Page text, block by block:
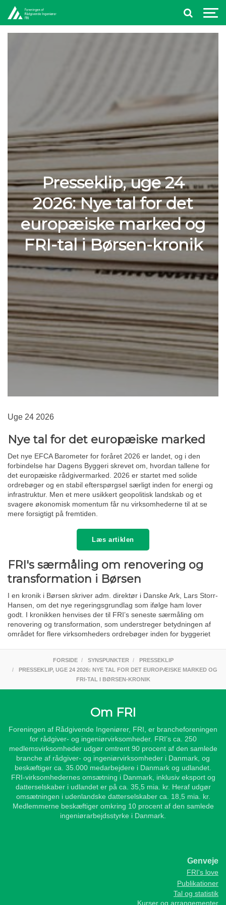
Presseklip, uge 24
2026: Nye tal for det
europæiske marked og
FRI-tal i Børsen-kronik
Uge 24 2026
Nye tal for det europæiske marked
Det nye EFCA Barometer for foråret 2026 er landet, og i den
forbindelse har Dagens Byggeri skrevet om, hvordan tallene for
det europæiske rådgivermarked. 2026 er startet med solide
ordrebøger og en stabil efterspørgsel særligt inden for energi og
infrastruktur. Men et mere usikkert geopolitisk landskab og et
svagere økonomisk momentum får nu virksomhederne til at se
mere forsigtigt på fremtiden.
Læs artiklen
FRI's særmåling om renovering og
transformation i Børsen
I en kronik i Børsen skriver adm. direktør i Danske Ark, Lars Storr-
Hansen, om det nye regeringsgrundlag som ifølge ham lover
godt. I kronikken henvises der til FRI’s seneste særmåling om
renovering og transformation, som understreger betydningen af
området for flere virksomheders ordrebøger inden for byggeriet
FORSIDE SYNSPUNKTER
PRESSEKLIP
PRESSEKLIP, UGE 24 2026: NYE TAL FOR DET EUROPÆISKE MARKED OG
FRI-TAL I BØRSEN-KRONIK
Om FRI
Foreningen af Rådgivende Ingeniører, FRI, er brancheforeningen
for rådgiver- og ingeniørvirksomheder. FRI’s ca. 250
medlemsvirksomheder udgør omtrent 90 procent af den samlede
branche af rådgiver- og ingeniørvirksomheder i Danmark, og
beskæftiger ca. 35.000 medarbejdere i Danmark og udlandet.
FRI-virksomhedernes omsætning i Danmark, inklusiv eksport og
datterselskaber i udlandet er på ca. 35,5 mia. kr. Heraf udgør
omsætningen i udenlandske datterselskaber ca. 18,5 mia. kr.
Medlemmerne beskæftiger omkring 10 procent af den samlede
ingeniørarbejdsstyrke i Danmark.
Genveje
FRI's love
Publikationer
Tal og statistik
Kurser og arrangementer